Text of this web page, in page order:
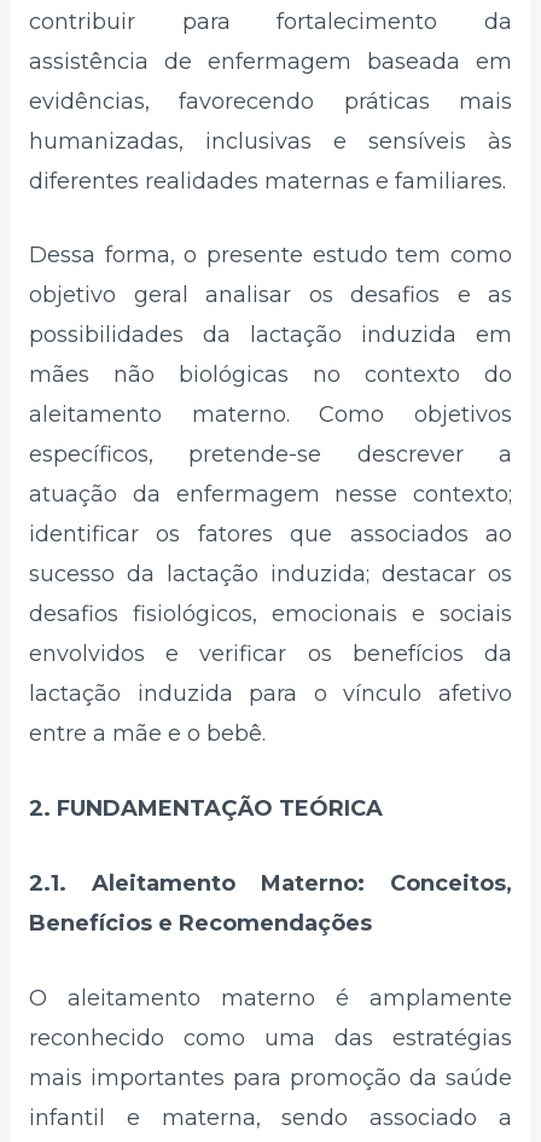
contribuir para fortalecimento da
assistência de enfermagem baseada em
evidências, favorecendo práticas mais
humanizadas, inclusivas e sensíveis às
diferentes realidades maternas e familiares.
Dessa forma, o presente estudo tem como
objetivo geral analisar os desafios e as
possibilidades da lactação induzida em
mães não biológicas no contexto do
aleitamento materno. Como objetivos
específicos, pretende-se descrever a
atuação da enfermagem nesse contexto;
identificar os fatores que associados ao
sucesso da lactação induzida; destacar os
desafios fisiológicos, emocionais e sociais
envolvidos e verificar os benefícios da
lactação induzida para o vínculo afetivo
entre a mãe e o bebê.
2. FUNDAMENTAÇÃO TEÓRICA
2.1. Aleitamento Materno: Conceitos,
Benefícios e Recomendações
O aleitamento materno é amplamente
reconhecido como uma das estratégias
mais importantes para promoção da saúde
infantil e materna, sendo associado a